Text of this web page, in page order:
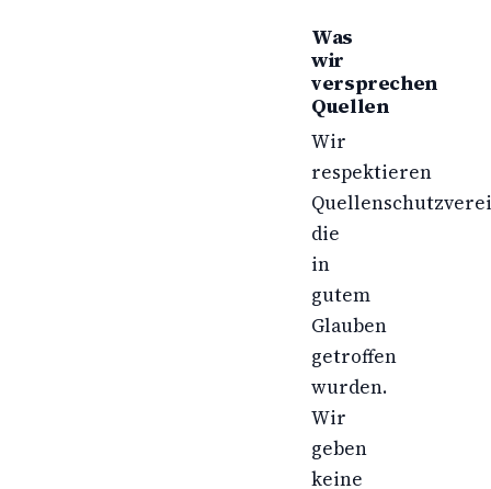
Was
wir
versprechen
Quellen
Wir
respektieren
die
in
gutem
Glauben
getroffen
wurden.
Wir
geben
keine